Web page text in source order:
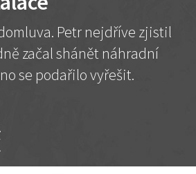
Petr nejdříve zjistil
začal shánět náhradní
se podařilo vyřešit.